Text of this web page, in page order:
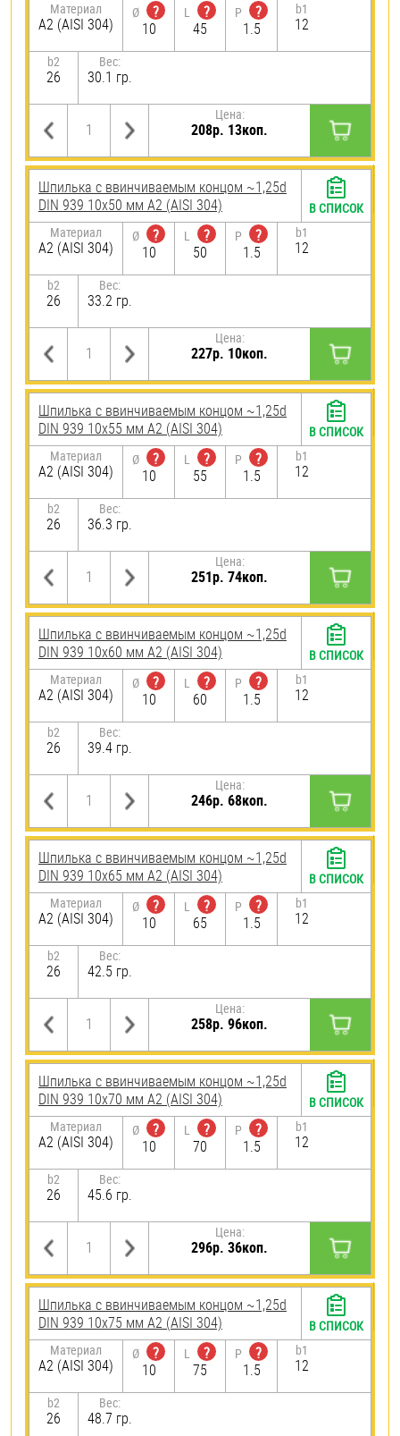
Материал
А2 (AISI 304)
Ø
?
10
L
?
45
P
?
1.5
b1
12
b2
26
Вес:
30.1 гр.
Цена:
208р. 13коп.
Шпилька c ввинчиваемым концом ~1,25d
DIN 939 10х50 мм А2 (AISI 304)
Материал
А2 (AISI 304)
Ø
?
10
L
?
50
P
?
1.5
b1
12
b2
26
Вес:
33.2 гр.
Цена:
227р. 10коп.
В СПИСОК
Шпилька c ввинчиваемым концом ~1,25d
DIN 939 10х55 мм А2 (AISI 304)
Материал
А2 (AISI 304)
Ø
?
10
L
?
55
P
?
1.5
b1
12
b2
26
Вес:
36.3 гр.
Цена:
251р. 74коп.
В СПИСОК
Шпилька c ввинчиваемым концом ~1,25d
DIN 939 10х60 мм А2 (AISI 304)
Материал
А2 (AISI 304)
Ø
?
10
L
?
60
P
?
1.5
b1
12
b2
26
Вес:
39.4 гр.
Цена:
246р. 68коп.
В СПИСОК
Шпилька c ввинчиваемым концом ~1,25d
DIN 939 10х65 мм А2 (AISI 304)
Материал
А2 (AISI 304)
Ø
?
10
L
?
65
P
?
1.5
b1
12
b2
26
Вес:
42.5 гр.
Цена:
258р. 96коп.
В СПИСОК
Шпилька c ввинчиваемым концом ~1,25d
DIN 939 10х70 мм А2 (AISI 304)
Материал
А2 (AISI 304)
Ø
?
10
L
?
70
P
?
1.5
b1
12
b2
26
Вес:
45.6 гр.
Цена:
296р. 36коп.
В СПИСОК
Шпилька c ввинчиваемым концом ~1,25d
DIN 939 10х75 мм А2 (AISI 304)
Материал
А2 (AISI 304)
Ø
?
10
L
?
75
P
?
1.5
b1
12
b2
26
Вес:
48.7 гр.
В СПИСОК